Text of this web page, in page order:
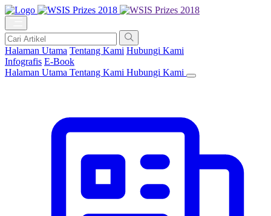
Halaman Utama Tentang Kami Hubungi Kami
Infografis E-Book
Halaman Utama Tentang Kami Hubungi Kami